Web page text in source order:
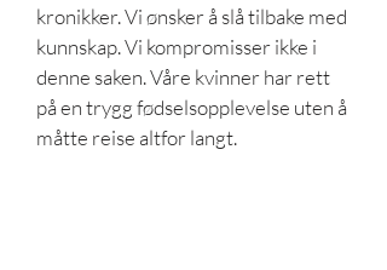
kronikker. Vi ønsker å slå tilbake med
kunnskap. Vi kompromisser ikke i
denne saken. Våre kvinner har rett
på en trygg fødselsopplevelse uten å
måtte reise altfor langt.